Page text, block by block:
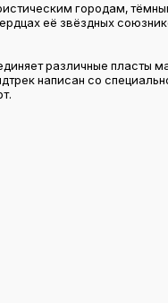
городам,
её звёздных
различные пласты
написан со